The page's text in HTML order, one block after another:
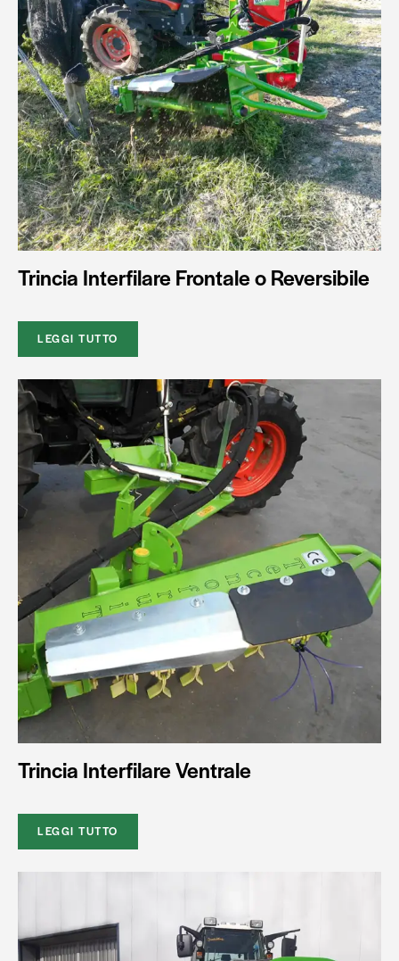
Trincia Interfilare Frontale o Reversibile
LEGGI TUTTO
Trincia Interfilare Ventrale
LEGGI TUTTO